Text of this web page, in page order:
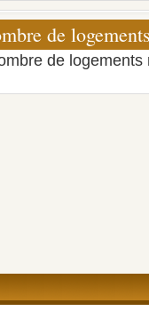
de
de logements